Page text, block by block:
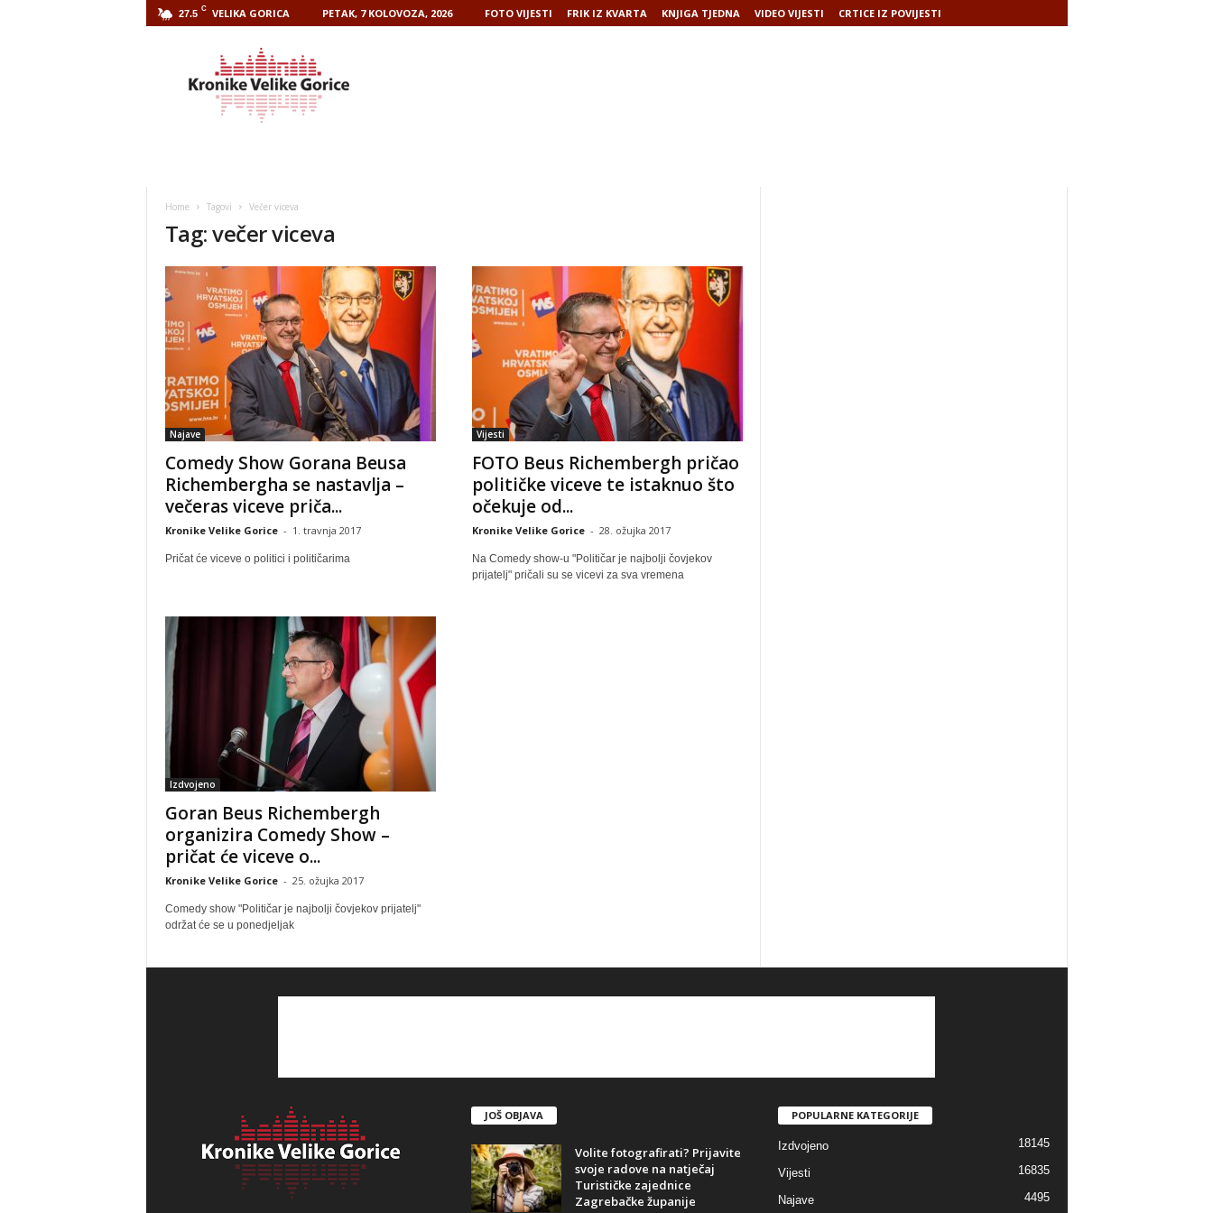
27.5 C VELIKA GORICA PETAK, 7 KOLOVOZA, 2026 FOTO VIJESTI FRIK IZ KVARTA KNJIGA TJEDNA VIDEO VIJESTI CRTICE IZ POVIJESTI
Home Tagovi Večer viceva
Tag: večer viceva
Najave
Comedy Show Gorana Beusa
Richembergha se nastavlja –
večeras viceve priča...
Kronike Velike Gorice - 1. travnja 2017
Pričat će viceve o politici i političarima
Vijesti
FOTO Beus Richembergh pričao
političke viceve te istaknuo što
očekuje od...
Kronike Velike Gorice - 28. ožujka 2017
Na Comedy show-u "Političar je najbolji čovjekov
prijatelj" pričali su se vicevi za sva vremena
Izdvojeno
Goran Beus Richembergh
organizira Comedy Show –
pričat će viceve o...
Kronike Velike Gorice - 25. ožujka 2017
Comedy show "Političar je najbolji čovjekov prijatelj"
održat će se u ponedjeljak
JOŠ OBJAVA
Volite fotografirati? Prijavite
svoje radove na natječaj
Turističke zajednice
Zagrebačke županije
POPULARNE KATEGORIJE
Izdvojeno 18145
Vijesti 16835
Najave 4495